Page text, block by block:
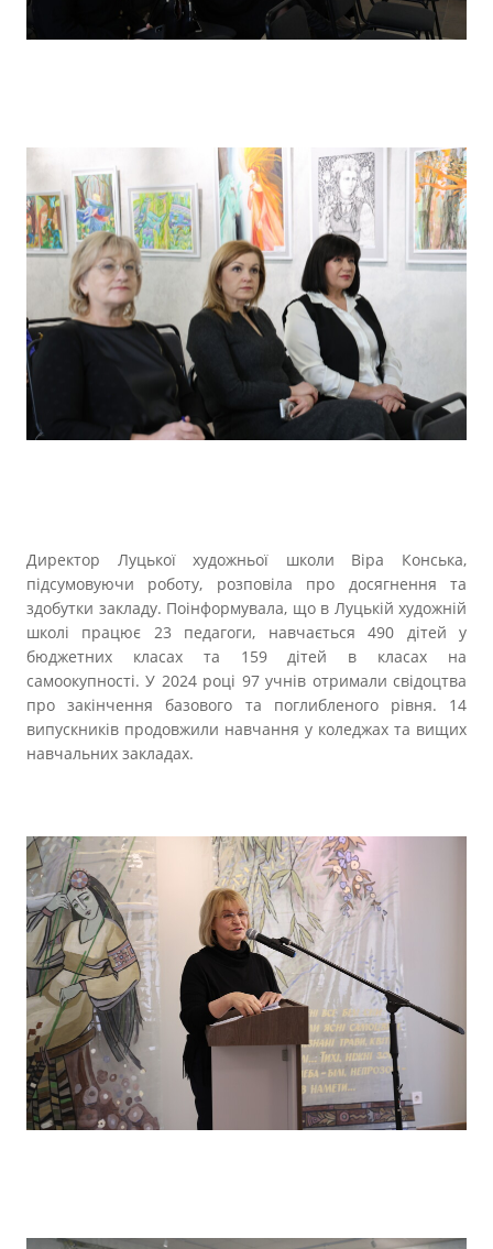
Директор Луцької художньої школи Віра Конська,
підсумовуючи роботу, розповіла про досягнення та
здобутки закладу. Поінформувала, що в Луцькій художній
школі працює 23 педагоги, навчається 490 дітей у
бюджетних класах та 159 дітей в класах на
самоокупності. У 2024 році 97 учнів отримали свідоцтва
про закінчення базового та поглибленого рівня. 14
випускників продовжили навчання у коледжах та вищих
навчальних закладах.